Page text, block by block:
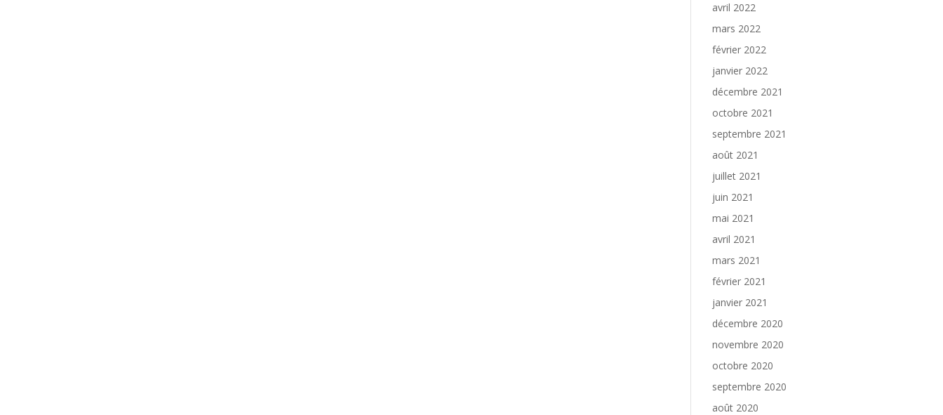
avril 2022
mars 2022
février 2022
janvier 2022
décembre 2021
octobre 2021
septembre 2021
août 2021
juillet 2021
juin 2021
mai 2021
avril 2021
mars 2021
février 2021
janvier 2021
décembre 2020
novembre 2020
octobre 2020
septembre 2020
août 2020